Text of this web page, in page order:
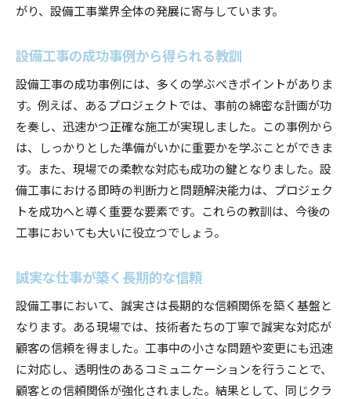
がり、設備工事業界全体の発展に寄与しています。
設備工事の成功事例から得られる教訓
設備工事の成功事例には、多くの学ぶべきポイントがありま
す。例えば、あるプロジェクトでは、事前の綿密な計画が功
を奏し、迅速かつ正確な施工が実現しました。この事例から
は、しっかりとした準備がいかに重要かを学ぶことができま
す。また、現場での柔軟な対応も成功の鍵となりました。設
備工事における即時の判断力と問題解決能力は、プロジェク
トを成功へと導く重要な要素です。これらの教訓は、今後の
工事においても大いに役立つでしょう。
誠実な仕事が築く長期的な信頼
設備工事において、誠実さは長期的な信頼関係を築く基盤と
なります。ある現場では、技術者たちの丁寧で誠実な対応が
顧客の信頼を得ました。工事中の小さな問題や変更にも迅速
に対応し、透明性のあるコミュニケーションを行うことで、
顧客との信頼関係が強化されました。結果として、同じクラ